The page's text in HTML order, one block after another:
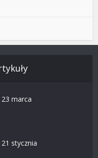
marca
stycznia